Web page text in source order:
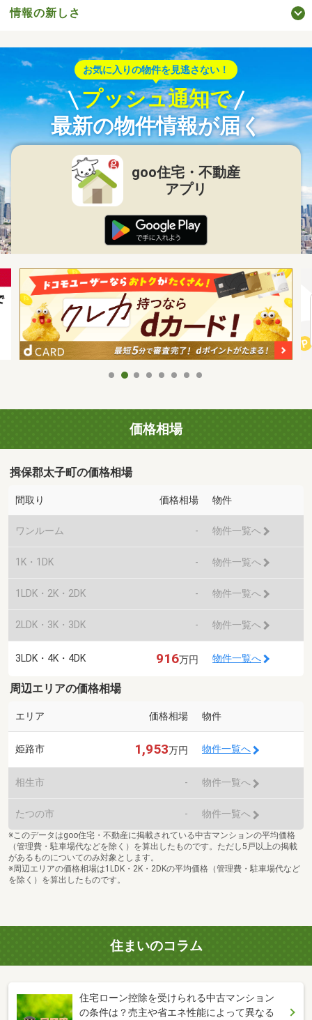
情報の新しさ
お気に入りの物件を見逃さない！
プッシュ通知で
最新の物件情報が届く
goo住宅・不動産
アプリ
価格相場
揖保郡太子町の価格相場
間取り 価格相場 物件
ワンルーム - 物件一覧へ
1K・1DK - 物件一覧へ
1LDK・2K・2DK - 物件一覧へ
2LDK・3K・3DK - 物件一覧へ
3LDK・4K・4DK 916万円 物件一覧へ
周辺エリアの価格相場
エリア 価格相場 物件
姫路市 1,953万円 物件一覧へ
相生市 - 物件一覧へ
たつの市 - 物件一覧へ
※このデータはgoo住宅・不動産に掲載されている中古マンションの平均価格
（管理費・駐車場代などを除く）を算出したものです。ただし5戸以上の掲載
があるものについてのみ対象とします。
※周辺エリアの価格相場は1LDK・2K・2DKの平均価格（管理費・駐車場代など
を除く）を算出したものです。
住まいのコラム
住宅ローン控除を受けられる中古マンション
の条件は？売主や省エネ性能によって異なる